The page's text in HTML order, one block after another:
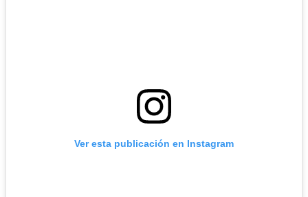
Ver esta publicación en Instagram